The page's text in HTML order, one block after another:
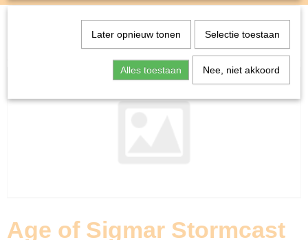
Miniature Gaming>Age of Sigmar Stormcast +
Age of Sigmar Stormcast
Later opnieuw tonen Selectie toestaan
Alles toestaan Nee, niet akkoord